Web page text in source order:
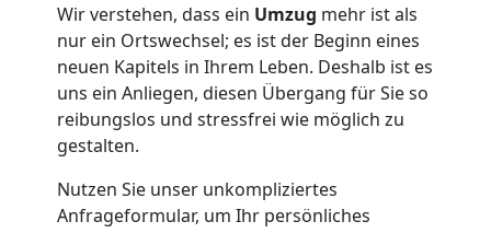
Wir verstehen, dass ein Umzug mehr ist als
nur ein Ortswechsel; es ist der Beginn eines
neuen Kapitels in Ihrem Leben. Deshalb ist es
uns ein Anliegen, diesen Übergang für Sie so
reibungslos und stressfrei wie möglich zu
gestalten.
Nutzen Sie unser unkompliziertes
Anfrageformular, um Ihr persönliches
LKW
Wiener
Neustadt